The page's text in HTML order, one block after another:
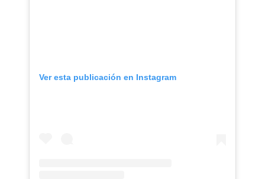
Ver esta publicación en Instagram